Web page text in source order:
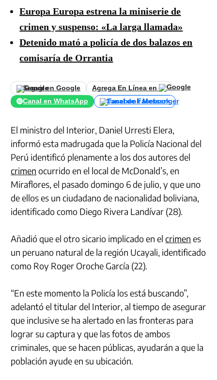
Europa Europa estrena la miniserie de
crimen y suspenso: «La larga llamada»
Detenido mató a policía de dos balazos en
comisaría de Orrantia
Seguir en Google
Agrega En Línea en
Canal en WhatsApp
Canal de Facebook
El ministro del Interior, Daniel Urresti Elera,
informó esta madrugada que la Policía Nacional del
Perú identificó plenamente a los dos autores del
crimen ocurrido en el local de McDonald’s, en
Miraflores, el pasado domingo 6 de julio, y que uno
de ellos es un ciudadano de nacionalidad boliviana,
identificado como Diego Rivera Landívar (28).
Añadió que el otro sicario implicado en elcrimen es
un peruano natural de la región Ucayali, identificado
como Roy Roger Oroche García (22).
“En este momento la Policía los está buscando”,
adelantó el titular del Interior, al tiempo de asegurar
que inclusive se ha alertado en las fronteras para
lograr su captura y que las fotos de ambos
criminales, que se hacen públicas, ayudarán a que la
población ayude en su ubicación.